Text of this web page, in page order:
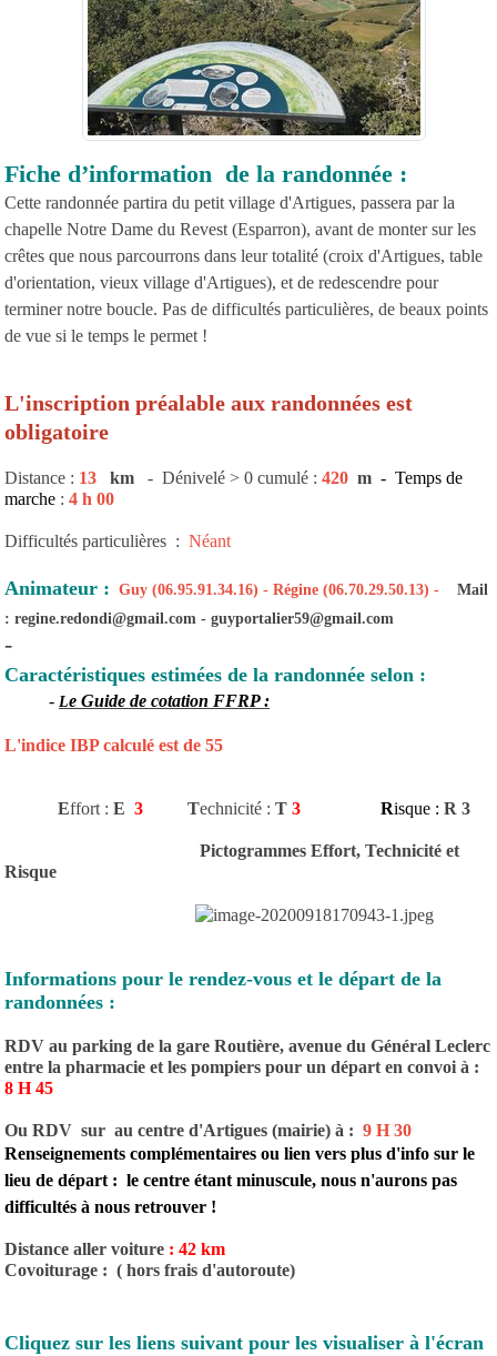
Fiche d’information de la randonnée :
Cette randonnée partira du petit village d'Artigues, passera par la
chapelle Notre Dame du Revest (Esparron), avant de monter sur les
crêtes que nous parcourrons dans leur totalité (croix d'Artigues, table
d'orientation, vieux village d'Artigues), et de redescendre pour
terminer notre boucle. Pas de difficultés particulières, de beaux points
de vue si le temps le permet !
L'inscription préalable aux randonnées est
obligatoire
Distance : 13 km - Dénivelé > 0 cumulé : 420 m - Temps de
marche : 4 h 00
Difficultés particulières : Néant
Animateur : Guy (06.95.91.34.16) - Régine (06.70.29.50.13) -
Mail
: regine.redondi@gmail.com - guyportalier59@gmail.com
-
Caractéristiques estimées de la randonnée selon :
- Le Guide de cotation FFRP :
L'indice IBP calculé est de 55
Effort : E 3 Technicité : T 3 Risque : R 3
Pictogrammes Effort, Technicité et
Risque
Informations pour le rendez-vous et le départ de la
randonnées :
RDV au parking de la gare Routière, avenue du Général Leclerc
entre la pharmacie et les pompiers pour un départ en convoi à :
8 H 45
Ou RDV sur au centre d'Artigues (mairie) à : 9 H 30
Renseignements complémentaires ou lien vers plus d'info sur le
lieu de départ : le centre étant minuscule, nous n'aurons pas
difficultés à nous retrouver !
Distance aller voiture : 42 km
Covoiturage : ( hors frais d'autoroute)
Cliquez sur les liens suivant pour les visualiser à l'écran